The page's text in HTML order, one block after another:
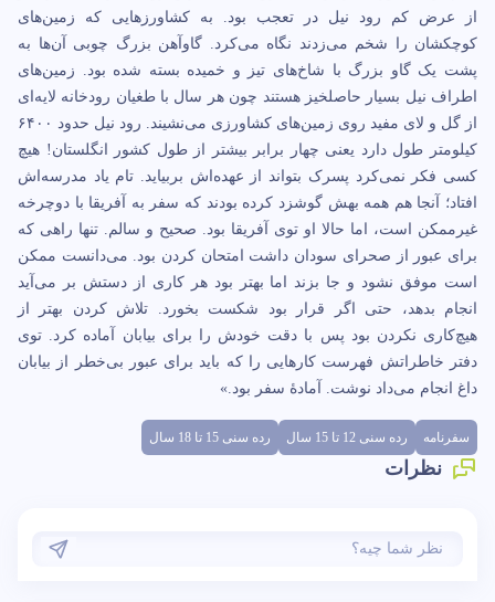
از عرض کم رود نیل در تعجب بود. به کشاورزهایی که زمین‌های
کوچکشان را شخم می‌زدند نگاه می‌کرد. گاوآهن بزرگ چوبی آن‌ها به
پشت یک گاو بزرگ با شاخ‌های تیز و خمیده بسته شده بود. زمین‌های
اطراف نیل بسیار حاصلخیز هستند چون هر سال با طغیان رودخانه لایه‌ای
از گل و لای مفید روی زمین‌های کشاورزی می‌نشیند. رود نیل حدود ۶۴۰۰
کیلومتر طول دارد یعنی چهار برابر بیشتر از طول کشور انگلستان! هیچ
کسی فکر نمی‌کرد پسرک بتواند از عهده‌اش بربیاید. تام یاد مدرسه‌اش
افتاد؛ آنجا هم همه بهش گوشزد کرده بودند که سفر به آفریقا با دوچرخه
غیرممکن است، اما حالا او توی آفریقا بود. صحیح و سالم. تنها راهی که
برای عبور از صحرای سودان داشت امتحان کردن بود. می‌دانست ممکن
است موفق نشود و جا بزند اما بهتر بود هر کاری از دستش بر می‌آید
انجام بدهد، حتی اگر قرار بود شکست بخورد. تلاش کردن بهتر از
هیچ‌کاری نکردن بود پس با دقت خودش را برای بیابان آماده کرد. توی
دفتر خاطراتش فهرست کارهایی را که باید برای عبور بی‌خطر از بیابان
داغ انجام می‌داد نوشت. آمادۀ سفر بود.»
سفرنامه رده سنی 12 تا 15 سال رده سنی 15 تا 18 سال
نظرات